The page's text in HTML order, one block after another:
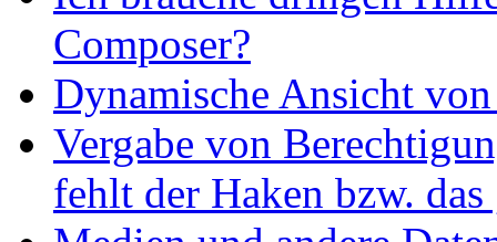
Composer?
Dynamische Ansicht
Vergabe von
fehlt der Haken bzw.